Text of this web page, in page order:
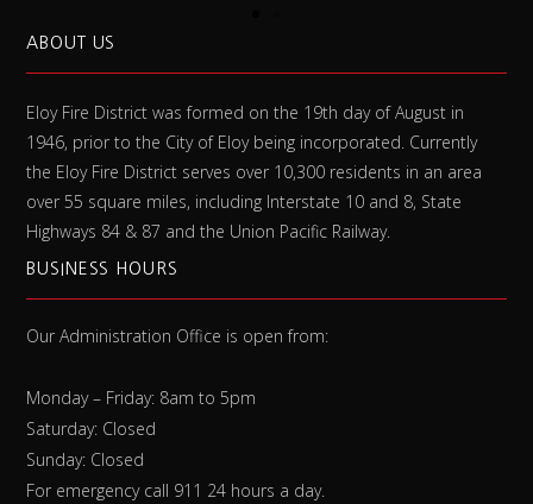
ABOUT US
Eloy Fire District was formed on the 19th day of August in
1946, prior to the City of Eloy being incorporated. Currently
the Eloy Fire District serves over 10,300 residents in an area
over 55 square miles, including Interstate 10 and 8, State
Highways 84 & 87 and the Union Pacific Railway.
BUSINESS HOURS
Our Administration Office is open from:
Monday – Friday: 8am to 5pm
Saturday: Closed
Sunday: Closed
For emergency call 911 24 hours a day.